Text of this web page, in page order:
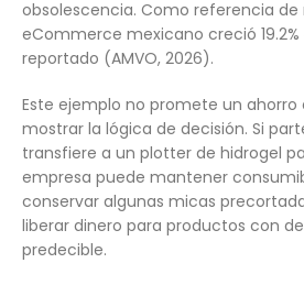
obsolescencia. Como referencia de
eCommerce mexicano creció
reportado (AMVO, 2026).
Este ejemplo no promete un ahorro
mostrar la lógica de decisión. Si
transfiere a un plotter de hidrogel
empresa puede mantener
conservar algunas micas
liberar dinero para productos con
predecible.